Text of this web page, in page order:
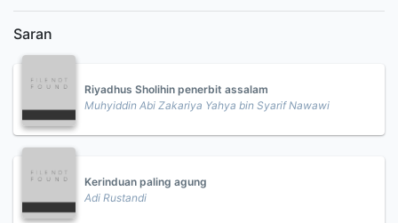
Saran
Riyadhus Sholihin penerbit assalam
Muhyiddin Abi Zakariya Yahya bin Syarif Nawawi
Kerinduan paling agung
Adi Rustandi